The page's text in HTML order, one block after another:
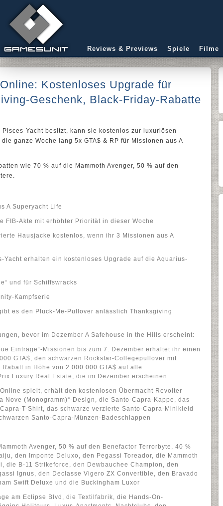
Reviews & Previews Spiele Filme
Kostenloses Upgrade für
Geschenk, Black-Friday-Rabatte
Yacht besitzt, kann sie kostenlos zur luxuriösen
ganze Woche lang 5x GTA$ & RP für Missionen aus A
wie 70 % auf die Mammoth Avenger, 50 % auf den
A Superyacht Life
FIB-Akte mit erhöhter Priorität in dieser Woche
Hausjacke kostenlos, wenn ihr 3 Missionen aus A
Yacht erhalten ein kostenloses Upgrade auf die Aquarius-
und für Schiffswracks
Kampfserie
es den Pluck-Me-Pullover anlässlich Thanksgiving
bevor im Dezember A Safehouse in the Hills erscheint:
Einträge“-Missionen bis zum 7. Dezember erhaltet ihr einen
GTA$, den schwarzen Rockstar-Collegepullover mit
in Höhe von 2.000.000 GTA$ auf alle
Luxury Real Estate, die im Dezember erscheinen
spielt, erhält den kostenlosen Übermacht Revolter
Nove (Monogramm)“-Design, die Santo-Capra-Kappe, das
T-Shirt, das schwarze verzierte Santo-Capra-Minikleid
Santo-Capra-Münzen-Badeschlappen
Avenger, 50 % auf den Benefactor Terrorbyte, 40 %
den Imponte Deluxo, den Pegassi Toreador, die Mammoth
die B-11 Strikeforce, den Dewbauchee Champion, den
Ignus, den Declasse Vigero ZX Convertible, den Bravado
Swift Deluxe und die Buckingham Luxor
am Eclipse Blvd, die Textilfabrik, die Hands-On-